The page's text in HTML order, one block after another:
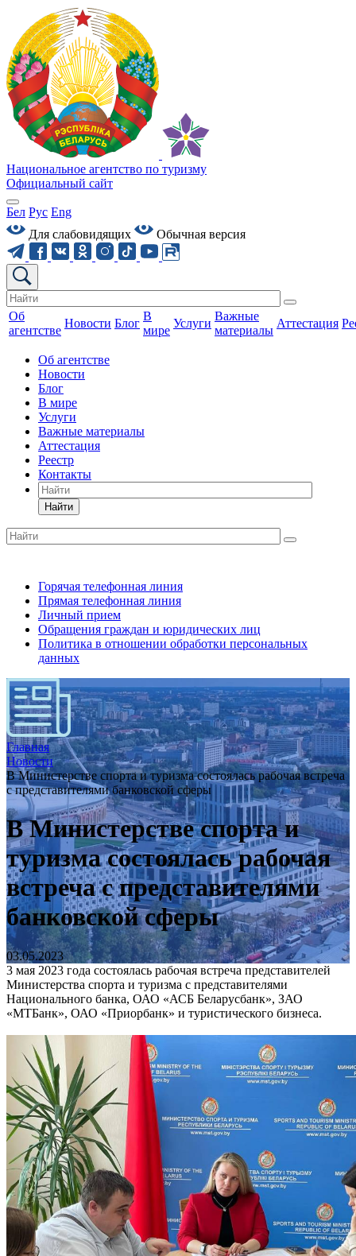
Национальное агентство по туризму
Официальный сайт
Бел Рус Eng
Для слабовидящих
Обычная версия
Об
агентстве
Новости Блог
В
мире
Услуги
Важные
материалы
Аттестация
Об агентстве
Новости
Блог
В мире
Услуги
Важные материалы
Аттестация
Реестр
Контакты
Найти
Горячая телефонная линия
Прямая телефонная линия
Личный прием
Обращения граждан и юридических лиц
Политика в отношении обработки персональных
данных
Главная
Новости
В Министерстве спорта и туризма состоялась рабочая встреча
с представителями банковской сферы
В Министерстве спорта и
туризма состоялась рабочая
встреча с представителями
банковской сферы
03.05.2023
3 мая 2023 года состоялась рабочая встреча представителей
Министерства спорта и туризма с представителями
Национального банка, ОАО «АСБ Беларусбанк», ЗАО
«МТБанк», ОАО «Приорбанк» и туристического бизнеса.